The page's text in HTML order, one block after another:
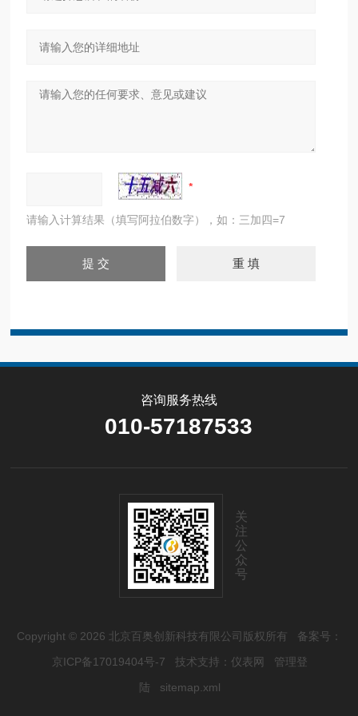
请输入计算结果（填写阿拉伯数字），如：三加四=7
咨询服务热线
010-57187533
关
注
公
众
号
Copyright © 2026 北京百奥创新科技有限公司版权所有 备案号：
京ICP备17019404号-7 技术支持： 仪表网
管理登
陆
sitemap.xml